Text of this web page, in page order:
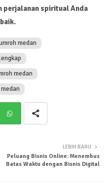
perjalanan spiritual Anda
medan
medan
tsa
LEBIH BARU
Peluang Bisnis Online: Menembus
Batas Waktu dengan Bisnis Digital